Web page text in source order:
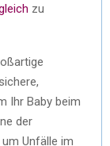
zu
Ihr Baby beim
der
Unfälle im